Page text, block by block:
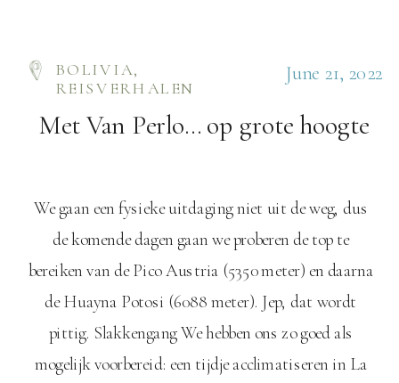
Met Van Perlo… op grote hoogte
We gaan een fysieke uitdaging niet uit de weg, dus
de komende dagen gaan we proberen de top te
bereiken van de Pico Austria (5350 meter) en daarna
de Huayna Potosi (6088 meter). Jep, dat wordt
pittig. Slakkengang We hebben ons zo goed als
mogelijk voorbereid: een tijdje acclimatiseren in La
BOLIVIA,
REISVERHALEN
June 21, 2022